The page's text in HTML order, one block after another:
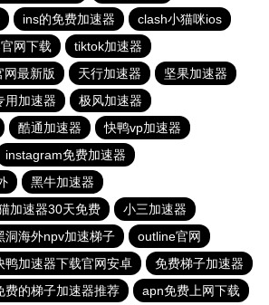
ins的免费加速器
clash小猫咪ios
网下载
tiktok加速器
网最新版
天行加速器
坚果加速器
用加速器
极风加速器
酷通加速器
快鸭vp加速器
instagram免费加速器
黑牛加速器
加速器30天免费
小三加速器
洞海外npv加速梯子
outline官网
鸭加速器下载官网安卓
免费梯子加速器
费的梯子加速器推荐 apn免费上网下载